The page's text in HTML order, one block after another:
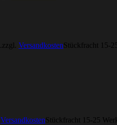
zzgl. VersandkostenStückfracht 15-
VersandkostenStückfracht 15-25